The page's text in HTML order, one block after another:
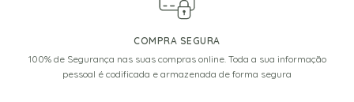
COMPRA SEGURA
100% de Segurança nas suas compras online. Toda a sua informação
pessoal é codificada e armazenada de forma segura